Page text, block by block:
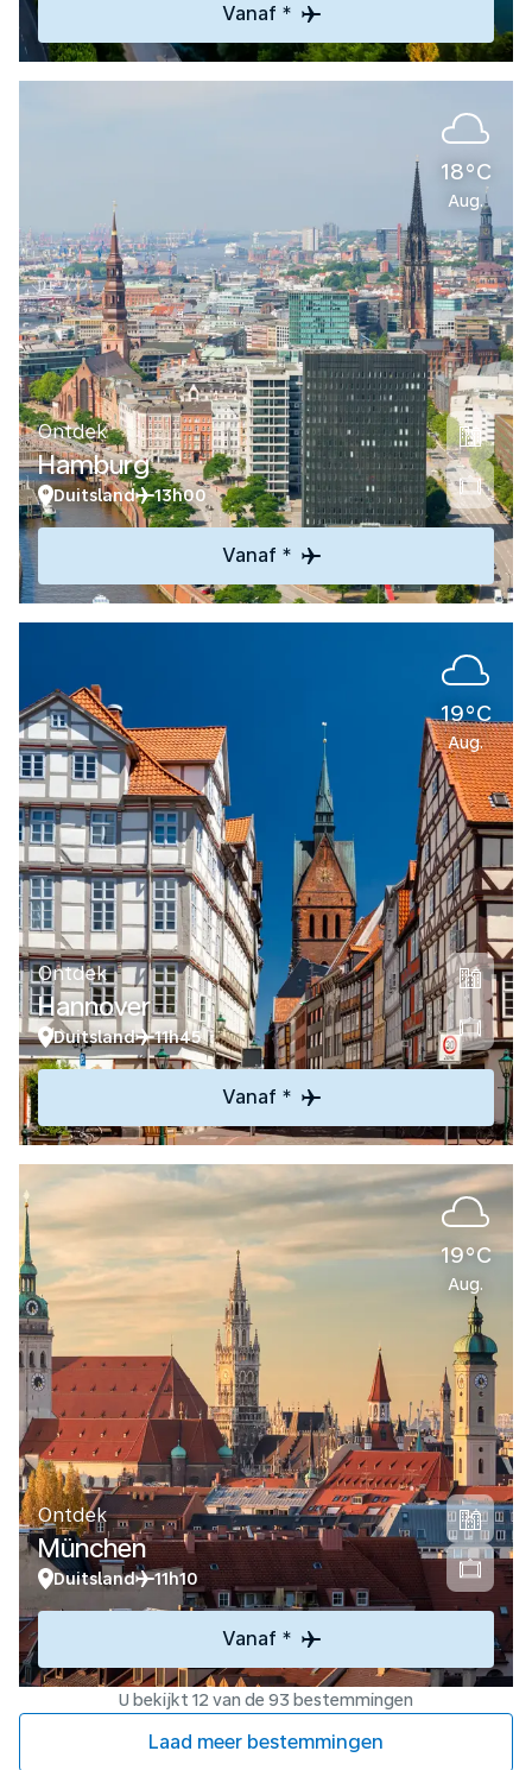
Vanaf *
18°C
Aug.
Ontdek
Hamburg
Duitsland 13h00
Vanaf *
19°C
Aug.
Ontdek
Hannover
Duitsland 11h45
Vanaf *
19°C
Aug.
Ontdek
München
Duitsland 11h10
Vanaf *
U bekijkt 12 van de 93 bestemmingen
Laad meer bestemmingen